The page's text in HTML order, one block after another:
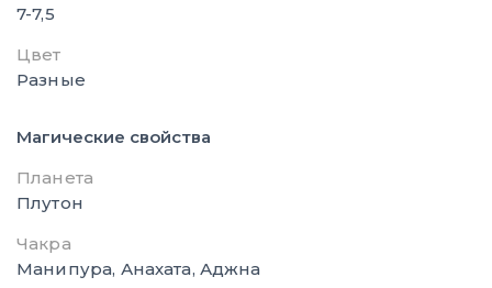
7-7,5
Цвет
Разные
Магические свойства
Планета
Плутон
Чакра
Манипура, Анахата, Аджна